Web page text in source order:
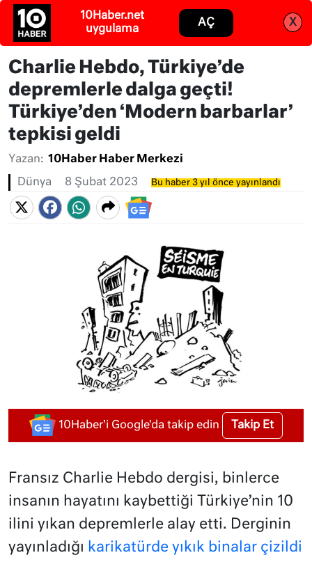
Abone ol Giriş
Charlie Hebdo, Türkiye’de
depremlerle dalga geçti!
Türkiye’den ‘Modern barbarlar’
tepkisi geldi
Yazan: 10Haber Haber Merkezi
Dünya 8 Şubat 2023 Bu haber 3 yıl önce yayınlandı
10Haber'i Google'da takip edin Takip Et
Fransız Charlie Hebdo dergisi, binlerce
insanın hayatını kaybettiği Türkiye’nin 10
ilini yıkan depremlerle alay etti. Derginin
yayınladığı karikatürde yıkık binalar çizildi